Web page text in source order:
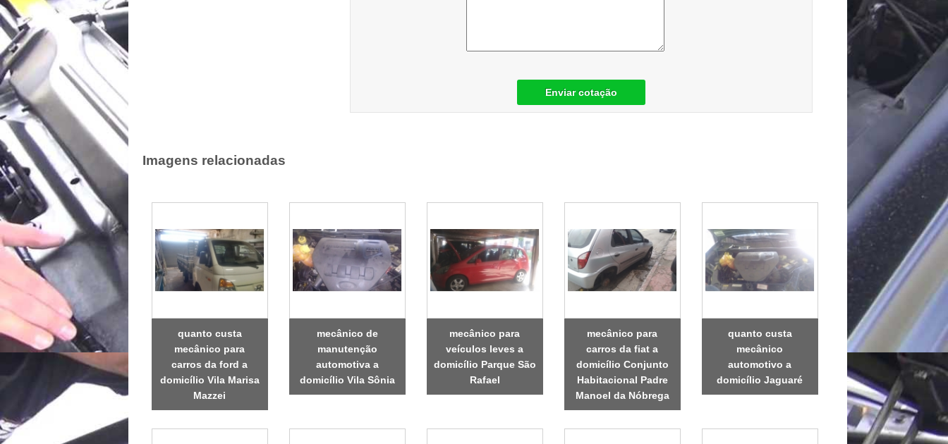
Enviar cotação
Imagens relacionadas
quanto custa
mecânico para
carros da ford a
domicílio Vila Marisa
Mazzei
mecânico de
manutenção
automotiva a
domicílio Vila Sônia
mecânico para
veículos leves a
domicílio Parque São
Rafael
mecânico para
carros da fiat a
domicílio Conjunto
Habitacional Padre
Manoel da Nóbrega
quanto custa
mecânico
automotivo a
domicílio Jaguaré